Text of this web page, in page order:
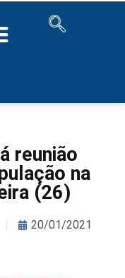
reunião
na
(26)
20/01/2021